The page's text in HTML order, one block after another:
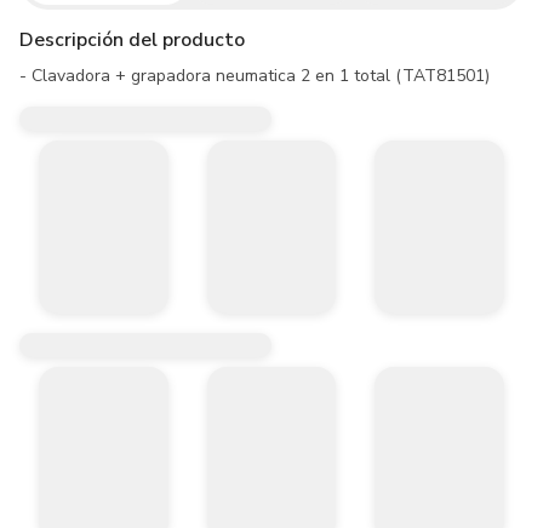
Descripción del producto
- Clavadora + grapadora neumatica 2 en 1 total (TAT81501)